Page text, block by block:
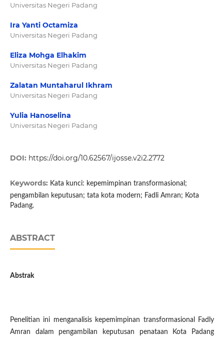
Universitas Negeri Padang
Ira Yanti Octamiza
Universitas Negeri Padang
Eliza Mohga Elhakim
Universitas Negeri Padang
Zalatan Muntaharul Ikhram
Universitas Negeri Padang
Yulia Hanoselina
Universitas Negeri Padang
DOI: https://doi.org/10.62567/ijosse.v2i2.2772
Keywords: Kata kunci: kepemimpinan transformasional;
pengambilan keputusan; tata kota modern; Fadli Amran; Kota
Padang.
ABSTRACT
Abstrak
Penelitian ini menganalisis kepemimpinan transformasional Fadly
Amran dalam pengambilan keputusan penataan Kota Padang